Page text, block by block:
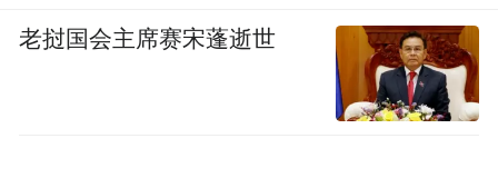
老挝国会主席赛宋蓬逝世